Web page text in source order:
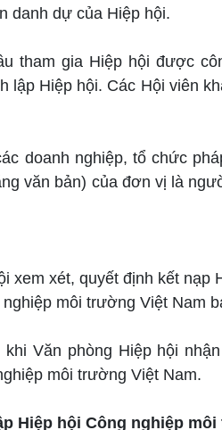
danh dự của Hiệp hội.
tham gia Hiệp hội được
lập Hiệp hội. Các Hội viên
doanh nghiệp, tổ chức
văn bản) của đơn vị là
xem xét, quyết định kết nạp
môi trường Việt Nam
khi Văn phòng Hiệp hội
môi trường Việt Nam.
Hiệp hội Công nghiệp